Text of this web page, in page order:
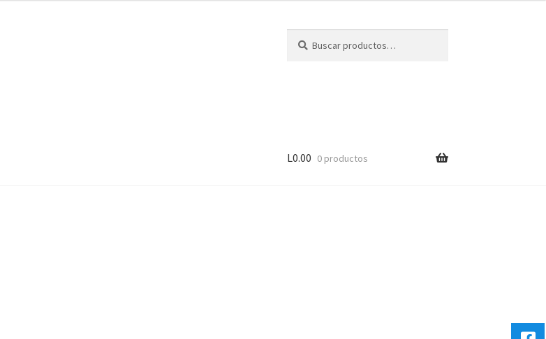
por:
L0.00 0 productos